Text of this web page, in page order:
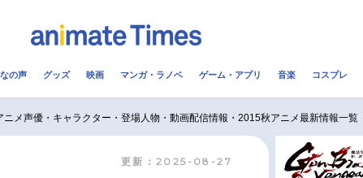
2.5次元 配信・Vtuber
の声 グッズ 映画 マンガ・ラノベ ゲーム・アプリ 音楽 コスプレ
メ声優・キャラクター・登場人物・動画配信情報・2015秋アニメ最新情報一覧
更新：2025-08-27